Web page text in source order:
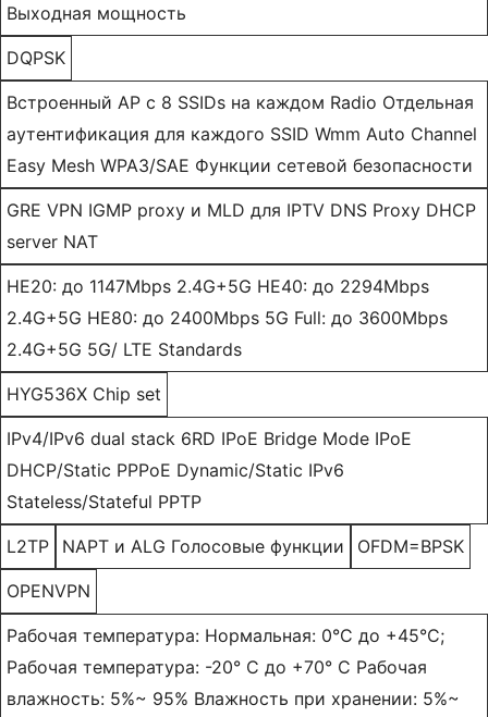
Выходная мощность
DQPSK
Встроенный AP с 8 SSIDs на каждом Radio Отдельная
аутентификация для каждого SSID Wmm Auto Channel
Easy Mesh WPA3/SAE Функции сетевой безопасности
GRE VPN IGMP proxy и MLD для IPTV DNS Proxy DHCP
server NAT
HE20: до 1147Mbps 2.4G+5G HE40: до 2294Mbps
2.4G+5G HE80: до 2400Mbps 5G Full: до 3600Mbps
2.4G+5G 5G/ LTE Standards
HYG536X Chip set
IPv4/IPv6 dual stack 6RD IPoE Bridge Mode IPoE
DHCP/Static PPPoE Dynamic/Static IPv6
Stateless/Stateful PPTP
L2TP NAPT и ALG Голосовые функции OFDM=BPSK
OPENVPN
Рабочая температура: Нормальная: 0°C до +45°C;
Рабочая температура: -20° C до +70° C Рабочая
влажность: 5%~ 95% Влажность при хранении: 5%~